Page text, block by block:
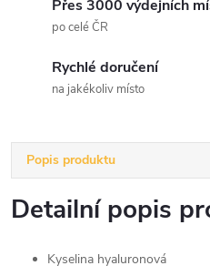
Přes 3000 výdejních
po celé ČR
Rychlé doručení
na jakékoliv místo
Popis produktu
Detailní popis
Kyselina hyaluronová